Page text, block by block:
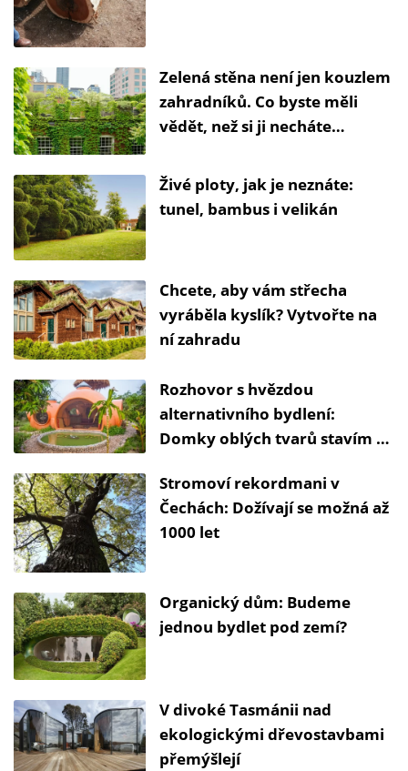
Zelená stěna není jen kouzlem
zahradníků. Co byste měli
vědět, než si ji necháte
Živé ploty, jak je neznáte:
tunel, bambus i velikán
Chcete, aby vám střecha
vyráběla kyslík? Vytvořte na
ní zahradu
Rozhovor s hvězdou
alternativního bydlení:
Domky oblých tvarů stavím ze
Stromoví rekordmani v
Čechách: Dožívají se možná až
1000 let
Organický dům: Budeme
jednou bydlet pod zemí?
V divoké Tasmánii nad
ekologickými dřevostavbami
přemýšlejí